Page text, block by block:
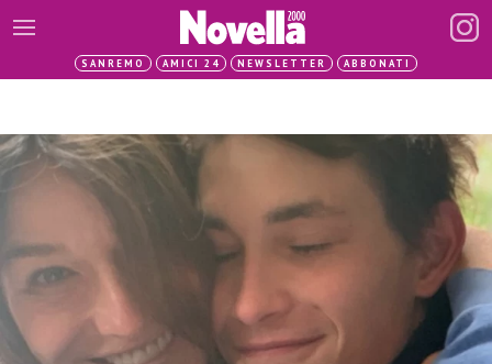
SANREMO AMICI 24 NEWSLETTER ABBONATI